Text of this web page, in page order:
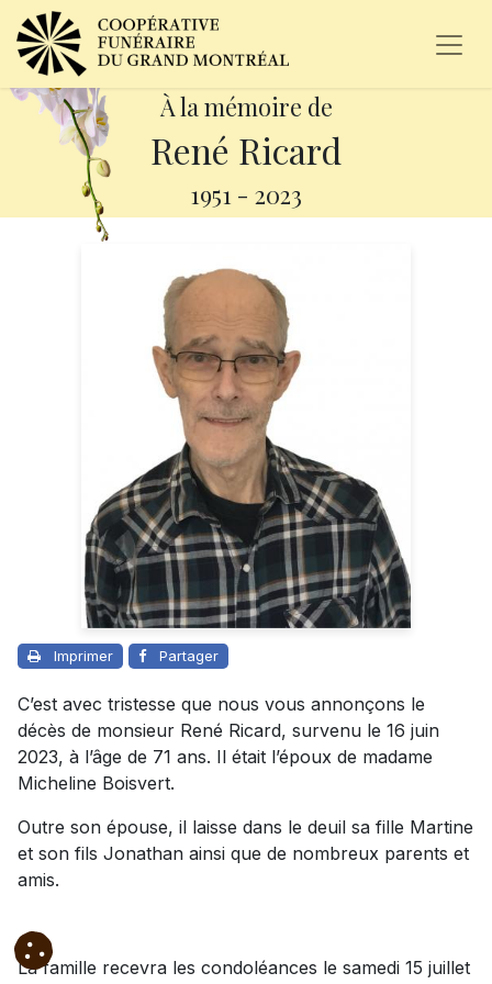
À la mémoire de
René Ricard
1951 - 2023
Imprimer Partager
C’est avec tristesse que nous vous annonçons le
décès de monsieur René Ricard, survenu le 16 juin
2023, à l’âge de 71 ans. Il était l’époux de madame
Micheline Boisvert.
Outre son épouse, il laisse dans le deuil sa fille Martine
et son fils Jonathan ainsi que de nombreux parents et
amis.
La famille recevra les condoléances le samedi 15 juillet